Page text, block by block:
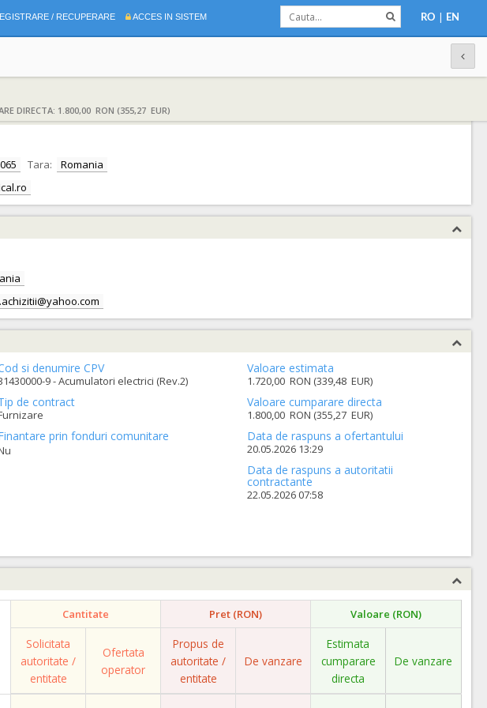
/ RECUPERARE ACCES IN SISTEM RO | EN
DIRECTA: 1.800,00 RON (355,27 EUR)
Tara:
Romania
si denumire CPV
9 - Acumulatori electrici (Rev.2)
de contract
prin fonduri comunitare
Valoare estimata
1.720,00 RON (339,48 EUR)
Valoare cumparare directa
1.800,00 RON (355,27 EUR)
Data de raspuns a ofertantului
20.05.2026 13:29
Data de raspuns a autoritatii
contractante
22.05.2026 07:58
Cantitate Pret (RON) Valoare (RON)
Solicitata
autoritate /
entitate
Ofertata
operator
Propus de
autoritate /
entitate
De vanzare
Estimata
cumparare
directa
De vanzare